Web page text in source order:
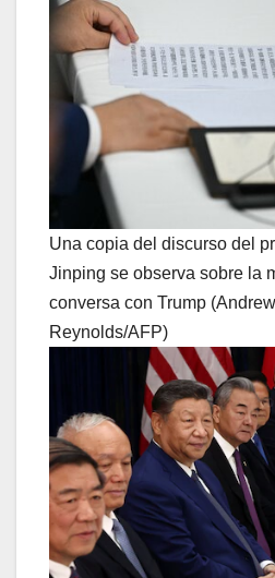
Una copia del discurso del
Jinping se observa sobre la
conversa con Trump
Reynolds/AFP)